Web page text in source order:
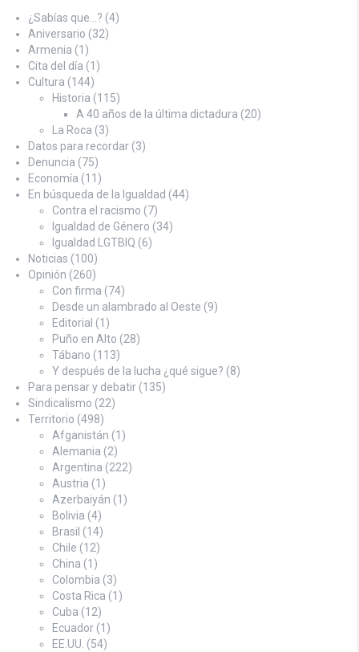
¿Sabías que…? (4)
Aniversario (32)
Armenia (1)
Cita del día (1)
Cultura (144)
Historia (115)
A 40 años de la última dictadura (20)
La Roca (3)
Datos para recordar (3)
Denuncia (75)
Economía (11)
En búsqueda de la Igualdad (44)
Contra el racismo (7)
Igualdad de Género (34)
Igualdad LGTBIQ (6)
Noticias (100)
Opinión (260)
Con firma (74)
Desde un alambrado al Oeste (9)
Editorial (1)
Puño en Alto (28)
Tábano (113)
Y después de la lucha ¿qué sigue? (8)
Para pensar y debatir (135)
Sindicalismo (22)
Territorio (498)
Afganistán (1)
Alemania (2)
Argentina (222)
Austria (1)
Azerbaiyán (1)
Bolivia (4)
Brasil (14)
Chile (12)
China (1)
Colombia (3)
Costa Rica (1)
Cuba (12)
Ecuador (1)
EE.UU. (54)